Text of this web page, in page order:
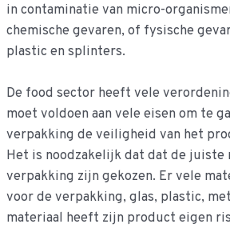
in contaminatie van micro-
chemische gevaren, of fysische
plastic en splinters.
De food sector heeft vele
moet voldoen aan vele eisen om te
verpakking de veiligheid van het
Het is noodzakelijk dat dat de juiste
verpakking zijn gekozen. Er vele
voor de verpakking, glas, plastic,
materiaal heeft zijn product eigen